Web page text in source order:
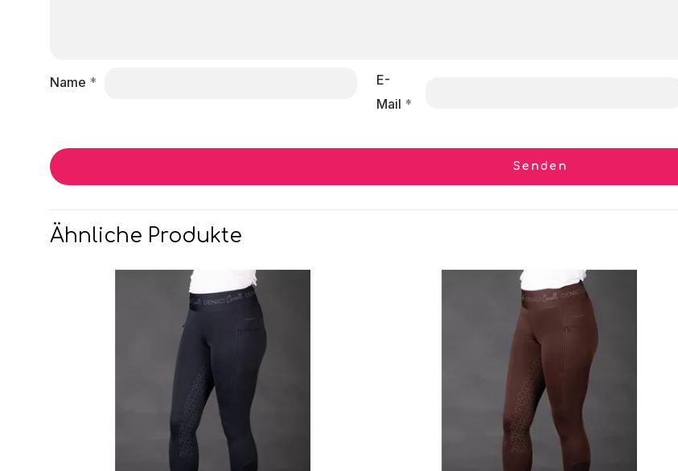
Name *
E-
Mail *
Ähnliche Produkte